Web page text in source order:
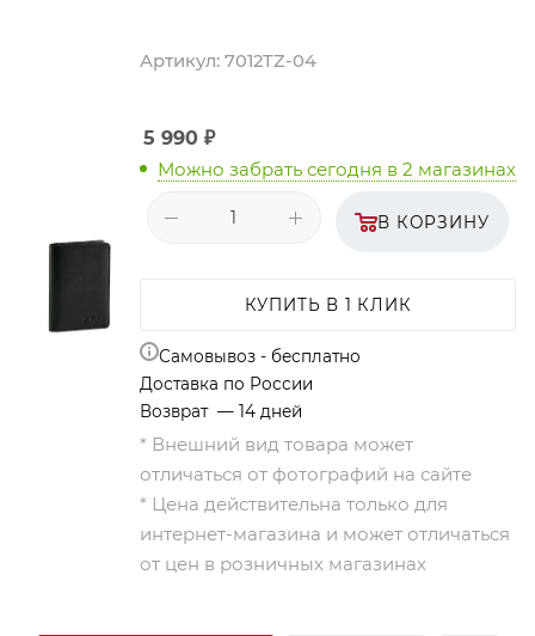
Артикул: 7012TZ-04
5 990 ₽
Можно забрать сегодня в 2 магазинах
В КОРЗИНУ
КУПИТЬ В 1 КЛИК
Самовывоз - бесплатно
Доставка по России
Возврат — 14 дней
* Внешний вид товара может
отличаться от фотографий на сайте
* Цена действительна только для
интернет-магазина и может отличаться
от цен в розничных магазинах